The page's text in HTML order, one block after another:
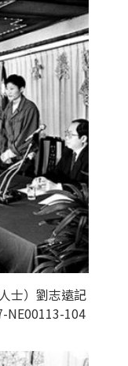
士）劉志遠記
NE00113-104